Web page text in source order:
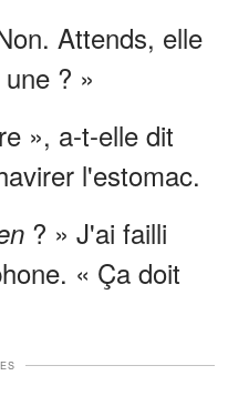
Attends, elle
? »
», a-t-elle dit
l'estomac.
? » J'ai failli
« Ça doit